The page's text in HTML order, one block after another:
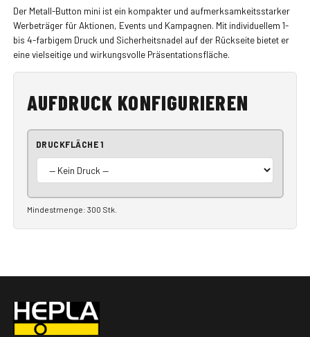
Der Metall-Button mini ist ein kompakter und aufmerksamkeitsstarker
Werbeträger für Aktionen, Events und Kampagnen. Mit individuellem 1-
bis 4-farbigem Druck und Sicherheitsnadel auf der Rückseite bietet er
eine vielseitige und wirkungsvolle Präsentationsfläche.
AUFDRUCK KONFIGURIEREN
DRUCKFLÄCHE 1
Mindestmenge: 300 Stk.